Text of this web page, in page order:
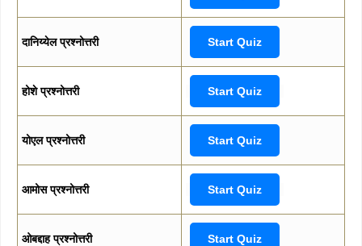
दानिय्येल प्रश्नोत्तरी Start Quiz
होशे प्रश्नोत्तरी Start Quiz
योएल प्रश्नोत्तरी Start Quiz
आमोस प्रश्नोत्तरी Start Quiz
ओबद्दाह प्रश्नोत्तरी Start Quiz